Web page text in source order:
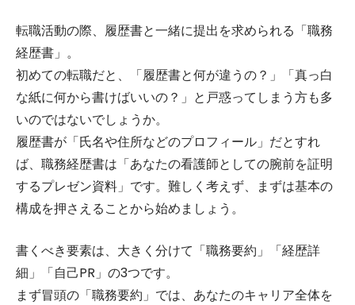
転職活動の際、履歴書と一緒に提出を求められる「職務
経歴書」。
初めての転職だと、「履歴書と何が違うの？」「真っ白
な紙に何から書けばいいの？」と戸惑ってしまう方も多
いのではないでしょうか。
履歴書が「氏名や住所などのプロフィール」だとすれ
ば、職務経歴書は「あなたの看護師としての腕前を証明
するプレゼン資料」です。難しく考えず、まずは基本の
構成を押さえることから始めましょう。
書くべき要素は、大きく分けて「職務要約」「経歴詳
細」「自己PR」の3つです。
まず冒頭の「職務要約」では、あなたのキャリア全体を